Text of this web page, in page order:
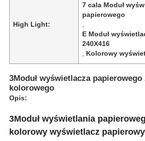
High Light:
7 cala Moduł
papierowego
E Moduł
240X416
Kolorowy
3Moduł wyświetlacza papierowego
kolorowego
Opis:
3Moduł wyświetlania
kolorowy wyświetlacz papierowy